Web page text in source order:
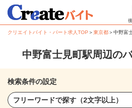
クリエイトバイト・パート求人TOP ＞東京都＞中野富
中野富士見町駅周辺の
検索条件の設定